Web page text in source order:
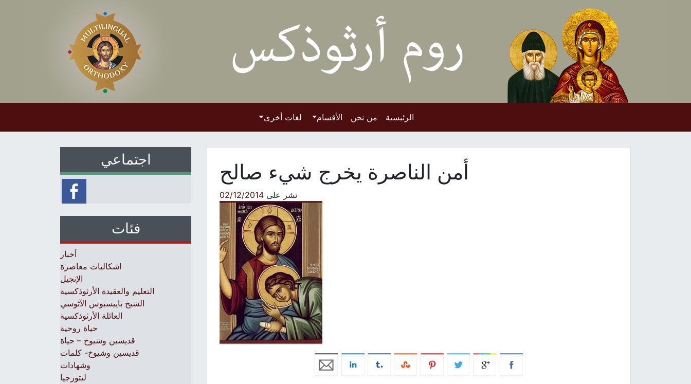
الرئيسية من نحن الأقسام لغات أخرى
أمن الناصرة يخرج شيء صالح
نشر على 02/12/2014
اجتماعي
فئات
أخبار
اشكاليات معاصرة
الإنجيل
التعليم والعقيدة الأرثوذكسية
الشيخ باييسيوس الآثوسي
العائلة الأرثوذكسية
حياة روحية
قديسين وشيوخ – حياة
قديسين وشيوخ- كلمات
وشهادات
ليتورجيا